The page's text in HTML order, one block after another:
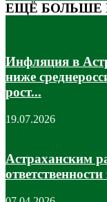
ЕЩЁ БОЛЬШЕ
Инфляция в
ниже
рост...
19.07.2026
Астраханским